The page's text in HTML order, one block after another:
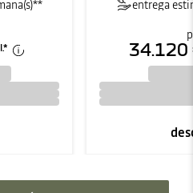
*
entrega
34.120